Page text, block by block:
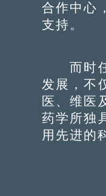
合作中心
支持。
而时任
发展，不
医、维医
药学所独
用先进的